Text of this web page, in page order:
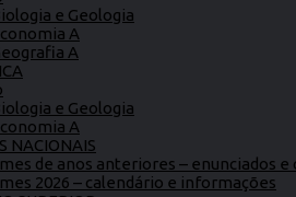
e Geologia
A
A
e Geologia
A
NACIONAIS
de anos anteriores – enunciados
2026 – calendário e informações